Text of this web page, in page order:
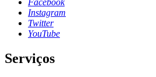
Instagram
Twitter
YouTube
Serviços